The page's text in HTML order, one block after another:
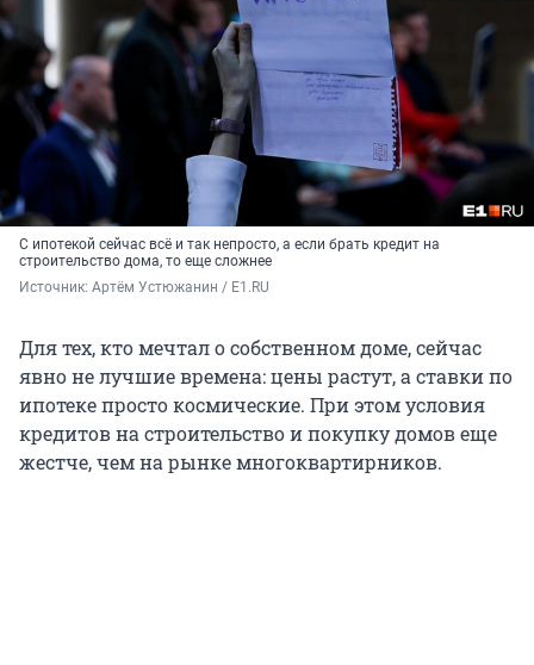
С ипотекой сейчас всё и так непросто, а если брать кредит на
строительство дома, то еще сложнее
Источник: Артём Устюжанин / E1.RU
Для тех, кто мечтал о собственном доме, сейчас
явно не лучшие времена: цены растут, а ставки по
ипотеке просто космические. При этом условия
кредитов на строительство и покупку домов еще
жестче, чем на рынке многоквартирников.